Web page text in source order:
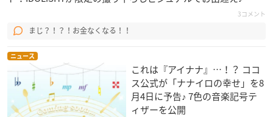
3コメント
まじ？！？！お金なくなる！！
ニュース
これは『アイナナ』…！？ ココ
ス公式が「ナナイロの幸せ」を8
月4日に予告♪ 7色の音楽記号テ
ィザーを公開